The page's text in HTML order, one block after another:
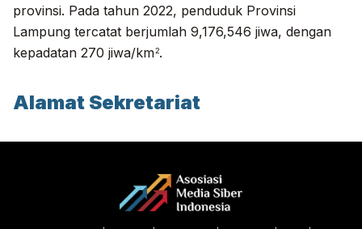
provinsi. Pada tahun 2022, penduduk Provinsi
Lampung tercatat berjumlah 9,176,546 jiwa, dengan
kepadatan 270 jiwa/km2.
Alamat Sekretariat